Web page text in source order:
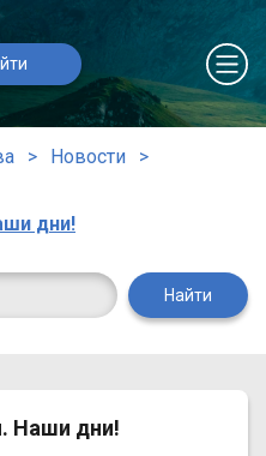
Новости
дни!
Найти
Наши дни!